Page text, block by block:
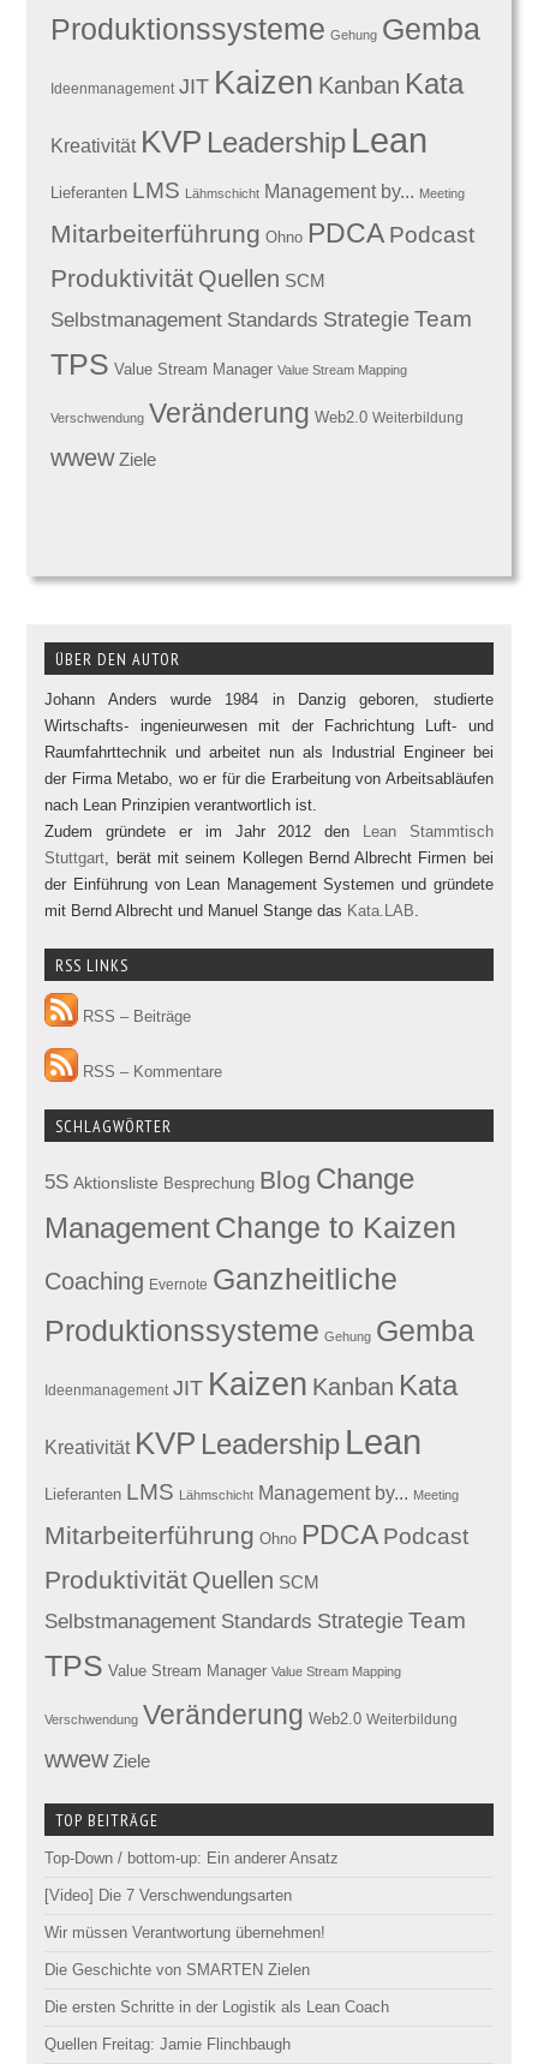
Produktionssysteme Gehung Gemba
Ideenmanagement JIT Kaizen Kanban Kata
Kreativität KVP Leadership Lean
Lieferanten LMS Lähmschicht Management by... Meeting
Mitarbeiterführung Ohno PDCA Podcast
Produktivität Quellen SCM
Selbstmanagement Standards Strategie Team
TPS Value Stream Manager Value Stream Mapping
Verschwendung Veränderung Web2.0 Weiterbildung
wwew Ziele
ÜBER DEN AUTOR
Johann Anders wurde 1984 in Danzig geboren, studierte
Wirtschafts- ingenieurwesen mit der Fachrichtung Luft- und
Raumfahrttechnik und arbeitet nun als Industrial Engineer bei
der Firma Metabo, wo er für die Erarbeitung von Arbeitsabläufen
nach Lean Prinzipien verantwortlich ist.
Zudem gründete er im Jahr 2012 den Lean Stammtisch
Stuttgart , berät mit seinem Kollegen Bernd Albrecht Firmen bei
der Einführung von Lean Management Systemen und gründete
mit Bernd Albrecht und Manuel Stange das Kata.LAB
RSS LINKS
RSS – Beiträge
RSS – Kommentare
SCHLAGWÖRTER
5S Aktionsliste Besprechung Blog Change
ManagementChange to Kaizen
Coaching Evernote Ganzheitliche
Produktionssysteme Gehung Gemba
Ideenmanagement JIT Kaizen Kanban Kata
Kreativität KVP Leadership Lean
Lieferanten LMS Lähmschicht Management by... Meeting
Mitarbeiterführung Ohno PDCA Podcast
Produktivität Quellen SCM
Selbstmanagement Standards Strategie Team
TPS Value Stream Manager Value Stream Mapping
Verschwendung Veränderung Web2.0 Weiterbildung
wwew Ziele
TOP BEITRÄGE
Top-Down / bottom-up: Ein anderer Ansatz
[Video] Die 7 Verschwendungsarten
Wir müssen Verantwortung übernehmen!
Die Geschichte von SMARTEN Zielen
Die ersten Schritte in der Logistik als Lean Coach
Quellen Freitag: Jamie Flinchbaugh